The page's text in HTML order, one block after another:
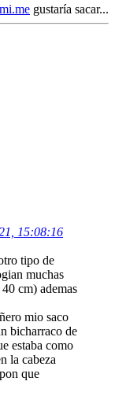
mi.me gustaría sacar...
15:08:16
tipo de
muchas
cm) ademas
mio saco
bicharraco de
estaba como
la cabeza
que